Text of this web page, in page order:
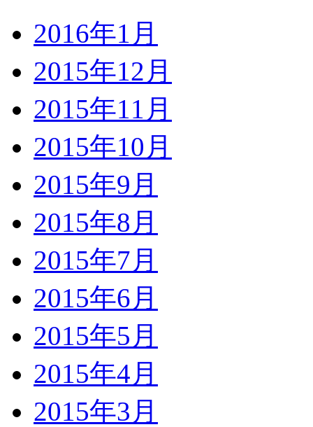
2016年1月
2015年12月
2015年11月
2015年10月
2015年9月
2015年8月
2015年7月
2015年6月
2015年5月
2015年4月
2015年3月